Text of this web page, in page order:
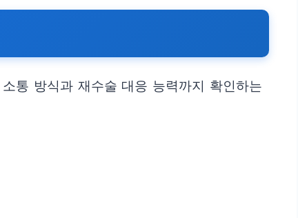
통 방식과 재수술 대응 능력까지 확인하는